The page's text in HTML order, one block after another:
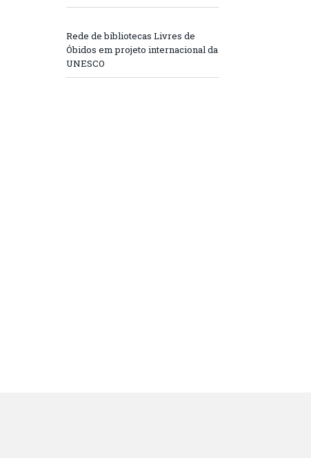
Rede de bibliotecas Livres de
Óbidos em projeto internacional da
UNESCO